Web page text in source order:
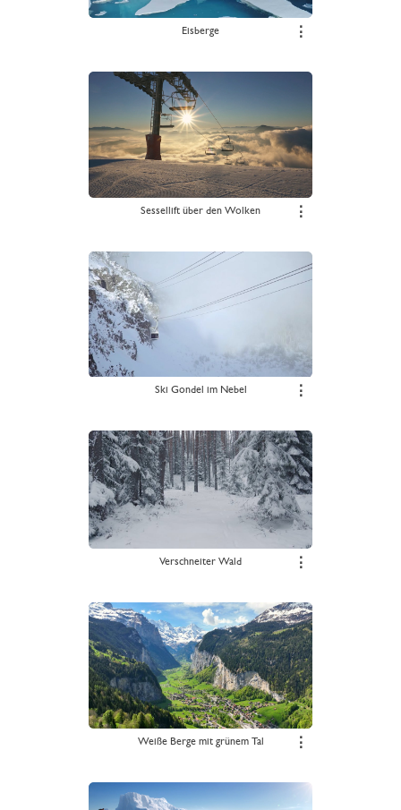
Eisberge ⋮
Sessellift über den Wolken ⋮
Ski Gondel im Nebel ⋮
Verschneiter Wald ⋮
Weiße Berge mit grünem Tal ⋮